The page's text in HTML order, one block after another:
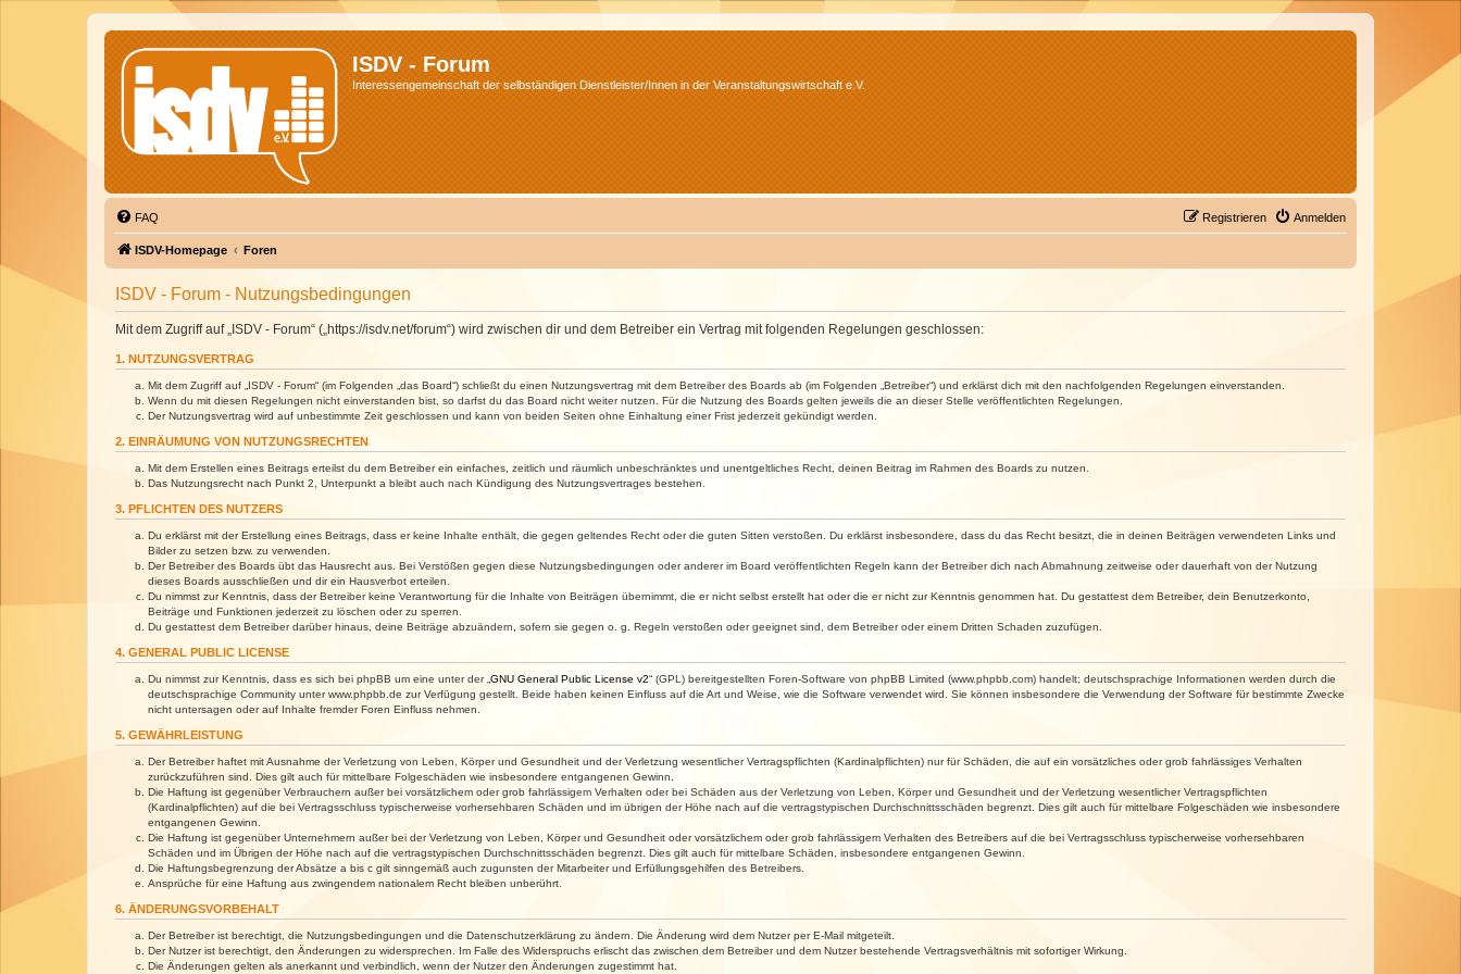
ISDV - Forum
Interessengemeinschaft der selbständigen Dienstleister/Innen in der Veranstaltungswirtschaft e.V.
FAQ Anmelden
Registrieren
ISDV-Homepage Foren
ISDV - Forum - Nutzungsbedingungen
Mit dem Zugriff auf „ISDV - Forum“ („https://isdv.net/forum“) wird zwischen dir und dem Betreiber ein Vertrag mit folgenden Regelungen geschlossen:
1. NUTZUNGSVERTRAG
Mit dem Zugriff auf „ISDV - Forum“ (im Folgenden „das Board“) schließt du einen Nutzungsvertrag mit dem Betreiber des Boards ab (im Folgenden „Betreiber“) und erklärst dich mit den nachfolgenden Regelungen einverstanden.
Wenn du mit diesen Regelungen nicht einverstanden bist, so darfst du das Board nicht weiter nutzen. Für die Nutzung des Boards gelten jeweils die an dieser Stelle veröffentlichten Regelungen.
Der Nutzungsvertrag wird auf unbestimmte Zeit geschlossen und kann von beiden Seiten ohne Einhaltung einer Frist jederzeit gekündigt werden.
2. EINRÄUMUNG VON NUTZUNGSRECHTEN
Mit dem Erstellen eines Beitrags erteilst du dem Betreiber ein einfaches, zeitlich und räumlich unbeschränktes und unentgeltliches Recht, deinen Beitrag im Rahmen des Boards zu nutzen.
Das Nutzungsrecht nach Punkt 2, Unterpunkt a bleibt auch nach Kündigung des Nutzungsvertrages bestehen.
3. PFLICHTEN DES NUTZERS
Du erklärst mit der Erstellung eines Beitrags, dass er keine Inhalte enthält, die gegen geltendes Recht oder die guten Sitten verstoßen. Du erklärst insbesondere, dass du das Recht besitzt, die in deinen Beiträgen verwendeten Links und
Bilder zu setzen bzw. zu verwenden.
Der Betreiber des Boards übt das Hausrecht aus. Bei Verstößen gegen diese Nutzungsbedingungen oder anderer im Board veröffentlichten Regeln kann der Betreiber dich nach Abmahnung zeitweise oder dauerhaft von der Nutzung
dieses Boards ausschließen und dir ein Hausverbot erteilen.
Du nimmst zur Kenntnis, dass der Betreiber keine Verantwortung für die Inhalte von Beiträgen übernimmt, die er nicht selbst erstellt hat oder die er nicht zur Kenntnis genommen hat. Du gestattest dem Betreiber, dein Benutzerkonto,
Beiträge und Funktionen jederzeit zu löschen oder zu sperren.
Du gestattest dem Betreiber darüber hinaus, deine Beiträge abzuändern, sofern sie gegen o. g. Regeln verstoßen oder geeignet sind, dem Betreiber oder einem Dritten Schaden zuzufügen.
4. GENERAL PUBLIC LICENSE
Du nimmst zur Kenntnis, dass es sich bei phpBB um eine unter der „ GNU General Public License v2“ (GPL) bereitgestellten Foren-Software von phpBB Limited (www.phpbb.com) handelt; deutschsprachige Informationen werden durch die
deutschsprachige Community unter www.phpbb.de zur Verfügung gestellt. Beide haben keinen Einfluss auf die Art und Weise, wie die Software verwendet wird. Sie können insbesondere die Verwendung der Software für bestimmte Zwecke
nicht untersagen oder auf Inhalte fremder Foren Einfluss nehmen.
5. GEWÄHRLEISTUNG
Der Betreiber haftet mit Ausnahme der Verletzung von Leben, Körper und Gesundheit und der Verletzung wesentlicher Vertragspflichten (Kardinalpflichten) nur für Schäden, die auf ein vorsätzliches oder grob fahrlässiges Verhalten
zurückzuführen sind. Dies gilt auch für mittelbare Folgeschäden wie insbesondere entgangenen Gewinn.
Die Haftung ist gegenüber Verbrauchern außer bei vorsätzlichem oder grob fahrlässigem Verhalten oder bei Schäden aus der Verletzung von Leben, Körper und Gesundheit und der Verletzung wesentlicher Vertragspflichten
(Kardinalpflichten) auf die bei Vertragsschluss typischerweise vorhersehbaren Schäden und im übrigen der Höhe nach auf die vertragstypischen Durchschnittsschäden begrenzt. Dies gilt auch für mittelbare Folgeschäden wie insbesondere
entgangenen Gewinn.
Die Haftung ist gegenüber Unternehmern außer bei der Verletzung von Leben, Körper und Gesundheit oder vorsätzlichem oder grob fahrlässigem Verhalten des Betreibers auf die bei Vertragsschluss typischerweise vorhersehbaren
Schäden und im Übrigen der Höhe nach auf die vertragstypischen Durchschnittsschäden begrenzt. Dies gilt auch für mittelbare Schäden, insbesondere entgangenen Gewinn.
Die Haftungsbegrenzung der Absätze a bis c gilt sinngemäß auch zugunsten der Mitarbeiter und Erfüllungsgehilfen des Betreibers.
Ansprüche für eine Haftung aus zwingendem nationalem Recht bleiben unberührt.
6. ÄNDERUNGSVORBEHALT
Der Betreiber ist berechtigt, die Nutzungsbedingungen und die Datenschutzerklärung zu ändern. Die Änderung wird dem Nutzer per E-Mail mitgeteilt.
Der Nutzer ist berechtigt, den Änderungen zu widersprechen. Im Falle des Widerspruchs erlischt das zwischen dem Betreiber und dem Nutzer bestehende Vertragsverhältnis mit sofortiger Wirkung.
Die Änderungen gelten als anerkannt und verbindlich, wenn der Nutzer den Änderungen zugestimmt hat.